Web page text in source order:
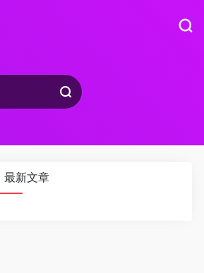
最新文章